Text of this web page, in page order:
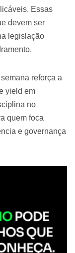
Essas
devem ser
legislação
reforça a
yield em
no
quem foca
e governança